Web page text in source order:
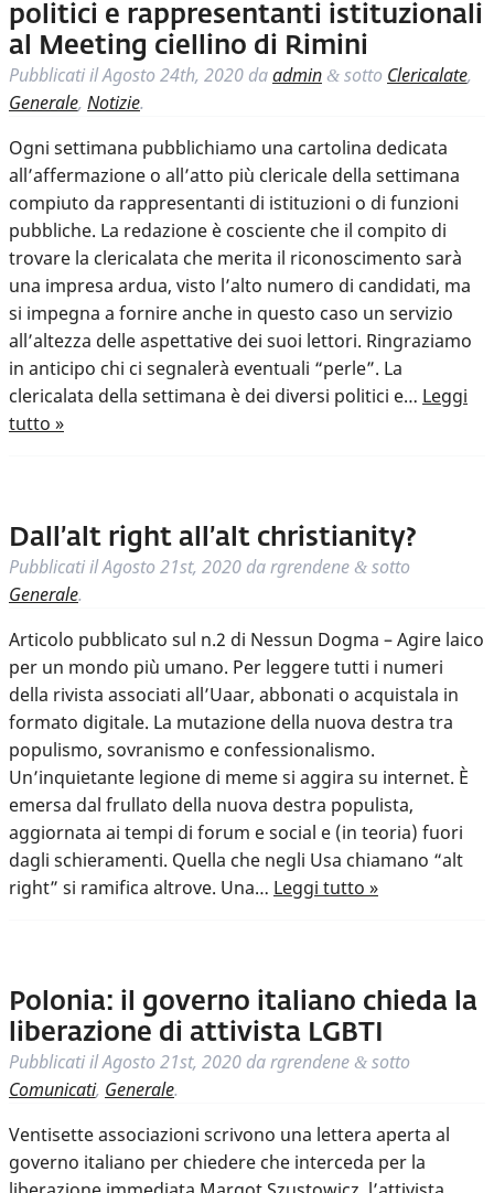
politici e rappresentanti istituzionali
al Meeting ciellino di Rimini
Pubblicati ilAgosto 24th, 2020 daadmin & sotto Clericalate,
Generale, Notizie.
Ogni settimana pubblichiamo una cartolina dedicata
all’affermazione o all’atto più clericale della settimana
compiuto da rappresentanti di istituzioni o di funzioni
pubbliche. La redazione è cosciente che il compito di
trovare la clericalata che merita il riconoscimento sarà
una impresa ardua, visto l’alto numero di candidati, ma
si impegna a fornire anche in questo caso un servizio
all’altezza delle aspettative dei suoi lettori. Ringraziamo
in anticipo chi ci segnalerà eventuali “perle”. La
clericalata della settimana è dei diversi politici e… Leggi
tutto »
Dall’alt right all’alt christianity?
Pubblicati ilAgosto 21st, 2020 dargrendene & sotto
Generale.
Articolo pubblicato sul n.2 di Nessun Dogma – Agire laico
per un mondo più umano. Per leggere tutti i numeri
della rivista associati all’Uaar, abbonati o acquistala in
formato digitale. La mutazione della nuova destra tra
populismo, sovranismo e confessionalismo.
Un’inquietante legione di meme si aggira su internet. È
emersa dal frullato della nuova destra populista,
aggiornata ai tempi di forum e social e (in teoria) fuori
dagli schieramenti. Quella che negli Usa chiamano “alt
right” si ramifica altrove. Una… Leggi tutto »
Polonia: il governo italiano chieda la
liberazione di attivista LGBTI
Pubblicati ilAgosto 21st, 2020 dargrendene & sotto
Comunicati, Generale.
Ventisette associazioni scrivono una lettera aperta al
governo italiano per chiedere che interceda per la